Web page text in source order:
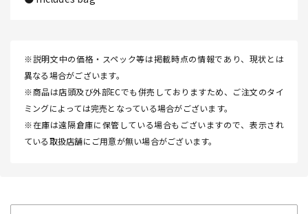
※説明文中の価格・スペック等は掲載時点の情報であり、現状とは
異なる場合がございます。
※商品は店頭及び外部ECでも併売しておりますため、ご注文のタイ
ミングによっては完売となっている場合がございます。
※在庫は遠隔倉庫に保管している場合もございますので、表示され
ている取扱店舗にご用意が無い場合がございます。